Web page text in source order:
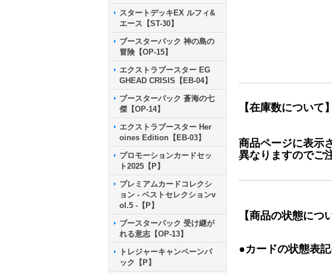
スタートデッキEX ルフィ&
エース【ST-30】
ブースターパック 神の島の
冒険【OP-15】
エクストラブースター EG
GHEAD CRISIS【EB-04】
ブースターパック 蒼海の七
傑【OP-14】
エクストラブースター Her
oines Edition【EB-03】
プロモーションカードセッ
ト2025【P】
プレミアムカードコレクシ
ョン - ベストセレクションv
ol.5 -【P】
ブースターパック 受け継が
れる意志【OP-13】
トレジャーキャンペーンパ
ック【P】
【在庫数について】
商品ページに表示
異なりますのでご
【商品の状態につ
●カードの状態表